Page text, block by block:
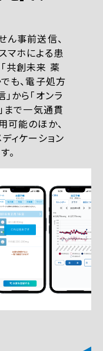
ん事前送信、
マホによる患
共創未来 薬
も、電子処方
から「オンラ
まで一気通貫
可能のほか、
ィケーション
。